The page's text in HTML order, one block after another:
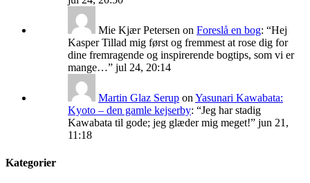
Mie Kjær Petersen on Foreslå en bog: “Hej
Kasper Tillad mig først og fremmest at rose dig for
dine fremragende og inspirerende bogtips, som vi er
mange…” jul 24, 20:14
Martin Glaz Serup onYasunari Kawabata:
Kyoto – den gamle kejserby: “Jeg har stadig
Kawabata til gode; jeg glæder mig meget!” jun 21,
11:18
Kategorier